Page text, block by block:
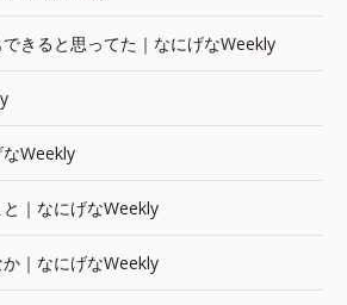
きると思ってた｜なにげなWeekly
Weekly
｜なにげなWeekly
｜なにげなWeekly